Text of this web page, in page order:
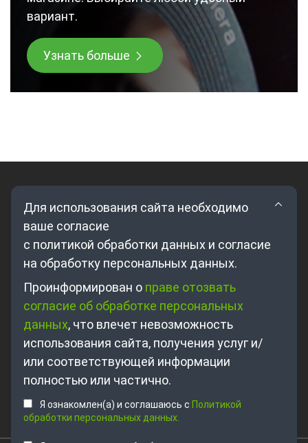
вариант.
Узнать больше
Для использования сайта необходимо
ваше согласие
с политикой обработки данных и согласие
на обработку персональных данных.
Проинформирован о праве отозвать
согласие об обработке персональных
данных, что влечет невозможность
использования сайта, получения услуг и/
или соответствующей информации
полностью или частично.
Я ознакомлен(а) и соглашаюсь с Политикой
обработки персональных данных.
Где купить?
Партнерам
О компании
Контакты
+7 495 698-63-89
sales@unitsolutions.ru